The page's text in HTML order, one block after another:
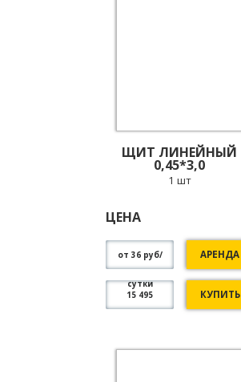
ЩИТ ЛИНЕЙНЫЙ
0,45*3,0
1 шт
ЦЕНА
от 36 руб/
сутки
АРЕНДА
15 495 КУПИТЬ